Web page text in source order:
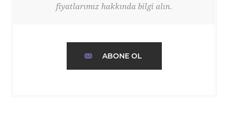
fiyatlarımız hakkında bilgi alın.
ABONE OL